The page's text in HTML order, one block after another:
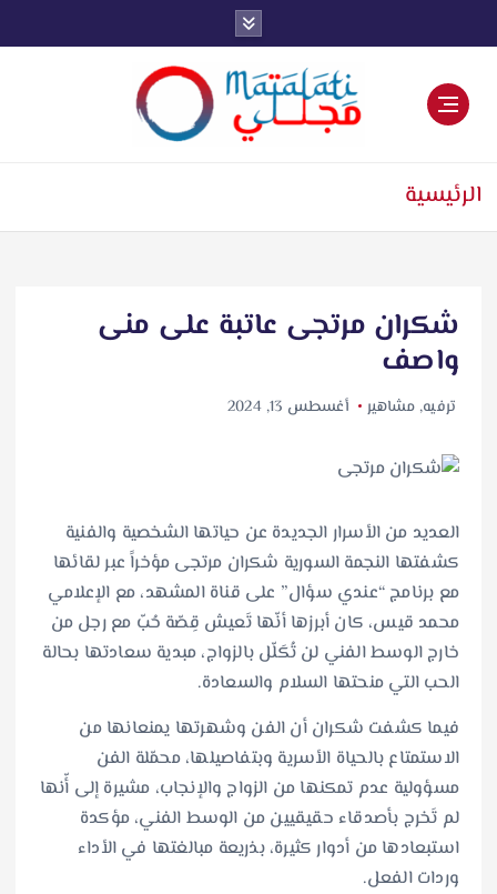
ل
الرئيسية
شكران مرتجى عاتبة على منى
واصف
ترفيه,مشاهير أغسطس 13, 2024
العديد من الأسرار الجديدة عن حياتها الشخصية والفنية
كشفتها النجمة السورية شكران مرتجى مؤخراً عبر لقائها
مع برنامج “عندي سؤال” على قناة المشهد، مع الإعلامي
محمد قيس، كان أبرزها أنّها تَعيش قِصّة حُبّ مع رجل من
خارج الوسط الفني لن تُكَلّل بالزواج، مبدية سعادتها بحالة
الحب التي منحتها السلام والسعادة.
فيما كشفت شكران أن الفن وشهرتها يمنعانها من
الاستمتاع بالحياة الأسرية وبتفاصيلها، محمّلة الفن
مسؤولية عدم تمكنها من الزواج والإنجاب، مشيرة إلى أّنها
لم تَخرج بأصدقاء حقيقيين من الوسط الفني، مؤكدة
استبعادها من أدوار كثيرة، بذريعة مبالغتها في الأداء
وردات الفعل.